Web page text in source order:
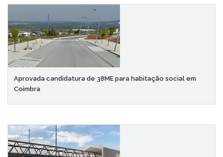
Aprovada candidatura de 38ME para habitação social em
Coimbra